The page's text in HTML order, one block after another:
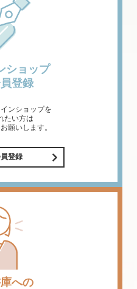
ショップ
登録
ンショップを
たい方は
願いします。
登録
への